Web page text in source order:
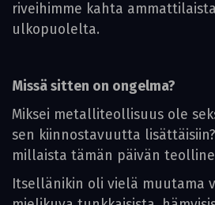
riveihimme kahta
ulkopuolelta.
Missä sitten on ongelma?
Miksei metalliteollisuus ole
sen kiinnostavuutta
millaista tämän päivän
Itsellänikin oli vielä muutama